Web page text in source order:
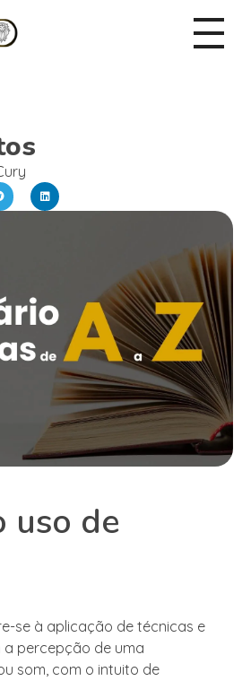
uso de
se à aplicação de técnicas e
percepção de uma
som, com o intuito de